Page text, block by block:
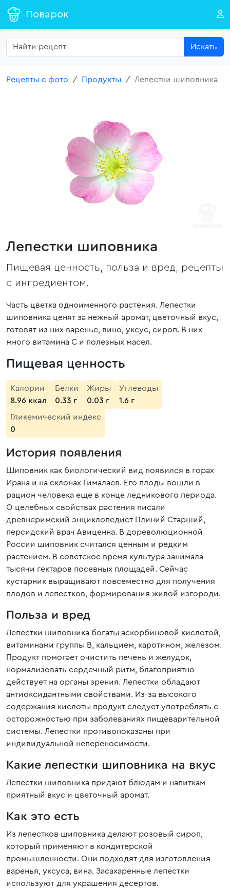
Поварок
Искать
Рецепты с фото Продукты Лепестки шиповника
Лепестки шиповника
Пищевая ценность, польза и вред, рецепты
с ингредиентом.
Часть цветка одноименного растения. Лепестки
шиповника ценят за нежный аромат, цветочный вкус,
готовят из них варенье, вино, уксус, сироп. В них
много витамина C и полезных масел.
Пищевая ценность
Калории
8.96 ккал
Белки
0.33 г
Жиры
0.03 г
Углеводы
1.6 г
Гликемический индекс
0
История появления
Шиповник как биологический вид появился в горах
Ирана и на склонах Гималаев. Его плоды вошли в
рацион человека еще в конце ледникового периода.
О целебных свойствах растения писали
древнеримский энциклопедист Плиний Старший,
персидский врач Авиценна. В дореволюционной
России шиповник считался ценным и редким
растением. В советское время культура занимала
тысячи гектаров посевных площадей. Сейчас
кустарник выращивают повсеместно для получения
плодов и лепестков, формирования живой изгороди.
Польза и вред
Лепестки шиповника богаты аскорбиновой кислотой,
витаминами группы В, кальцием, каротином, железом.
Продукт помогает очистить печень и желудок,
нормализовать сердечный ритм, благоприятно
действует на органы зрения. Лепестки обладают
антиоксидантными свойствами. Из-за высокого
содержания кислоты продукт следует употреблять с
осторожностью при заболеваниях пищеварительной
системы. Лепестки противопоказаны при
индивидуальной непереносимости.
Какие лепестки шиповника на вкус
Лепестки шиповника придают блюдам и напиткам
приятный вкус и цветочный аромат.
Как это есть
Из лепестков шиповника делают розовый сироп,
который применяют в кондитерской
промышленности. Они подходят для изготовления
варенья, уксуса, вина. Засахаренные лепестки
используют для украшения десертов.